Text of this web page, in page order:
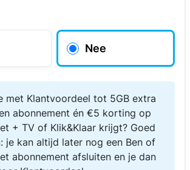
Nee
met Klantvoordeel tot 5GB extra
abonnement én €5 korting op
+ TV of Klik&Klaar krijgt? Goed
je kan altijd later nog een Ben of
abonnement afsluiten en je dan